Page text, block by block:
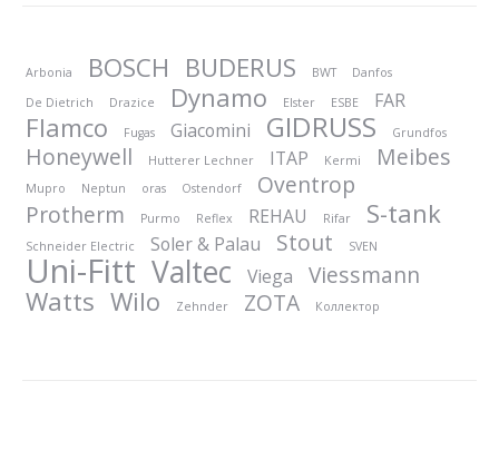
Arbonia BOSCH BUDERUS BWT
Danfos
De Dietrich
Drazice Dynamo Elster ESBE FAR
Flamco Fugas Giacomini GIDRUSS Grundfos
Honeywell Hutterer Lechner ITAP Kermi Meibes
Mupro Neptun oras Ostendorf
Oventrop
Protherm
Purmo Reflex REHAU Rifar S-tank
Schneider Electric Soler & Palau Stout SVEN
Uni-Fitt Valtec Viega Viessmann
Watts Wilo Zehnder ZOTA Коллектор